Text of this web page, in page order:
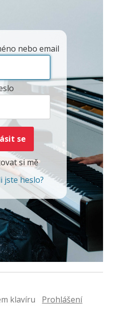
nebo email
si mě
jste heslo?
klavíru Prohlášení